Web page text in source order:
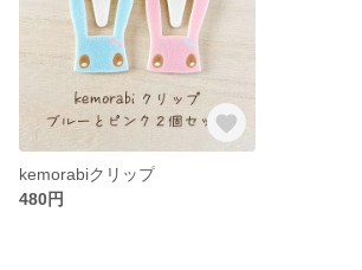
kemorabiクリップ
480円